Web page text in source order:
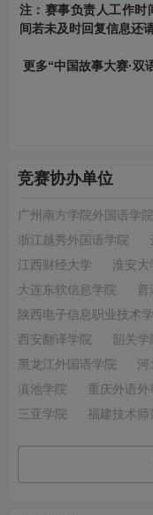
注：赛事负责人工作
间若未及时回复信息还
更多“中国故事大赛·双
竞赛协办单位
广州南方学院外国语学院
浙江越秀外国语学院
江西财经大学
淮安大
大连东软信息学院
普
陕西电子信息职业技术
西安翻译学院
韶关学
黑龙江外国语学院
河
滇池学院
重庆外语外
三亚学院
福建技术师